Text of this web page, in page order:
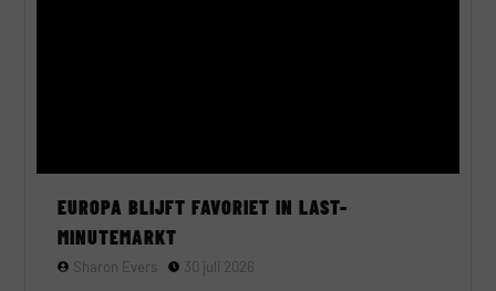
EUROPA BLIJFT FAVORIET IN LAST-
MINUTEMARKT
Sharon Evers 30 juli 2026